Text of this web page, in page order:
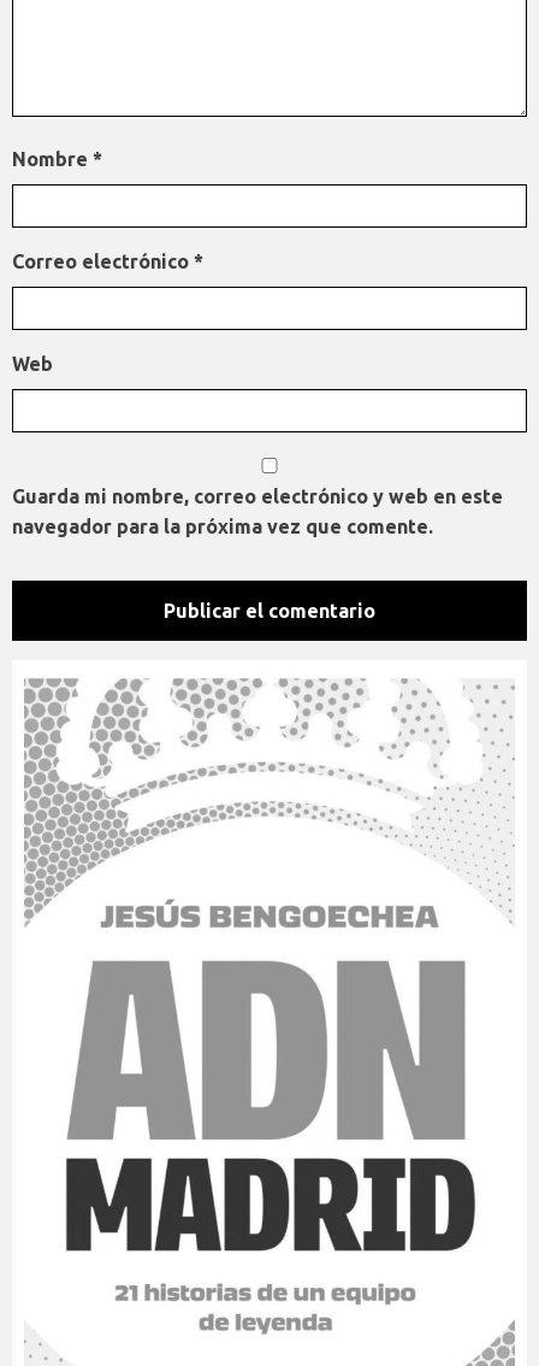
Nombre *
Correo electrónico *
Web
Guarda mi nombre, correo electrónico y web en este
navegador para la próxima vez que comente.